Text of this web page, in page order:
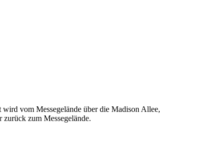
vom Messegelände über die Madison Allee,
zurück zum Messegelände.